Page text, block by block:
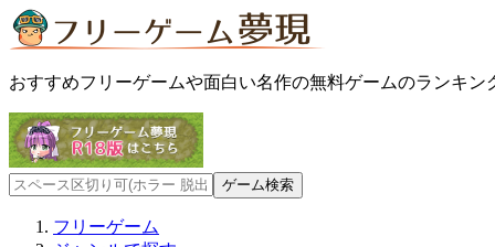
おすすめフリーゲームや面白い名作の無料ゲームのランキン
フリーゲーム